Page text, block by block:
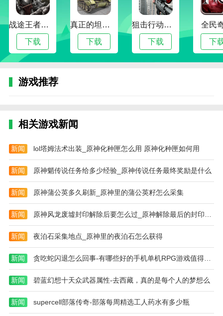
2。独特的内存管理系统，手机可以无限开机不卡顿，
操作会很简单易学，新手小白一秒就能上手
3。修改设备型号，体验变身新手机
5。隐私保护:在当前的数字时代，隐私保护变得尤为重
信息和账号，有效规避个人信息泄露和账号被盗的风险
边肖评估
无尽分身app，原猴头像，是一款专门为多个应用设计
的头像软件。安全有保障。无论是应用还是游戏，在这
里都可以实现多种应用。在云端运行，不占用手机内
存。无论是玩游戏还是做其他事情，手机都不会卡顿，
操作起来非常流畅，方便实用！
更新日志
最新版本:2024年5月25日更新v5.1.0。
全新引擎“隔离沙盒”系统，游戏应用免安装运行，私密
数据安全保护。兼容Android 14，更开放更稳定。
战途王者最新版
下载
真正的坦克大战
下载
狙击行动代号猎鹰
下载
全民
下
游戏推荐
相关游戏新闻
新闻 lol塔姆法术出装_原神化种匣怎么用 原神化种匣如何用
新闻 原神魈传说任务给多少经验_原神传说任务最终奖励是什么
新闻 原神蒲公英多久刷新_原神里的蒲公英籽怎么采集
新闻
新闻 夜泊石采集地点_原神里的夜泊石怎么获得
新闻 贪吃蛇闪退怎么回事-有哪些好的手机单机RPG游戏值得推荐
新闻 碧蓝幻想十天众武器属性-去西藏，真的是每个人的梦想么
新闻 supercell部落传奇-部落每周精选工人药水有多少瓶